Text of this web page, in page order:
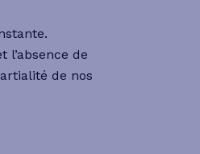
l’absence de
de nos